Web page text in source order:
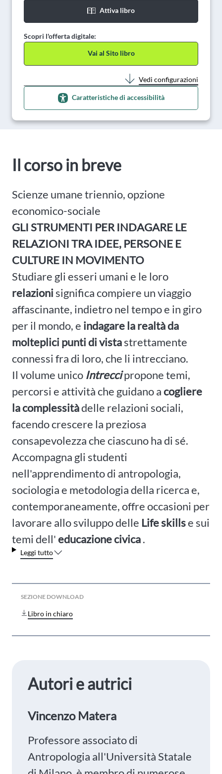
Attiva libro
Scopri l'offerta digitale:
Vai al Sito libro
Vedi configurazioni
Caratteristiche di accessibilità
Il corso in breve
Scienze umane triennio, opzione
economico-sociale
GLI STRUMENTI PER INDAGARE LE
RELAZIONI TRA IDEE, PERSONE E
CULTURE IN MOVIMENTO
Studiare gli esseri umani e le loro
relazionisignifica compiere un viaggio
affascinante, indietro nel tempo e in giro
per il mondo, e indagarela realtà da
molteplici punti di vistastrettamente
connessi fra di loro, che li intrecciano.
Il volume unico Intreccipropone temi,
percorsi e attività che guidano acogliere
la complessitàdelle relazioni sociali,
facendo crescere la preziosa
consapevolezza che ciascuno ha di sé.
Accompagna gli studenti
nell'apprendimento di antropologia,
sociologia e metodologia della ricerca e,
contemporaneamente, offre occasioni per
lavorare allo sviluppo delle Life skillse sui
temi dell'educazione civica.
Leggi tutto
SEZIONE DOWNLOAD
Libro in chiaro
Autori e autrici
Vincenzo Matera
Professore associato di
Antropologia all'Università Statale